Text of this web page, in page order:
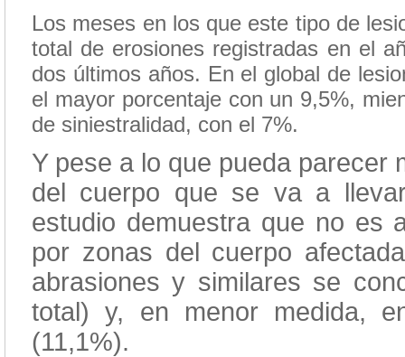
Los meses en los que este tipo de
total de erosiones registradas en el
dos últimos años. En el global de
el mayor porcentaje con un 9,5%,
de siniestralidad, con el 7%.
Y pese a lo que pueda parecer
del cuerpo que se va a
estudio demuestra que no es
por zonas del cuerpo
abrasiones y similares se
total) y, en menor medida,
(11,1%).